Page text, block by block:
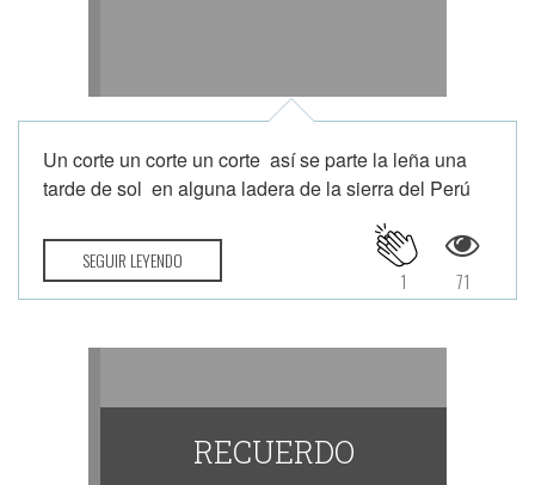
Un corte un corte un corte así se parte la leña una
tarde de sol en alguna ladera de la sierra del Perú
SEGUIR LEYENDO
71
1
RECUERDO